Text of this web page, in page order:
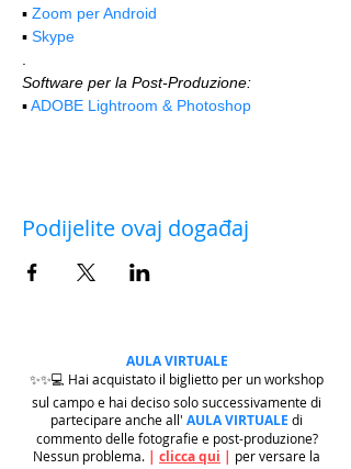
▪️ Zoom per Android
▪️ Skype
Software per la Post-Produzione:
▪️ ADOBE Lightroom & Photoshop
Podijelite ovaj događaj
AULA VIRTUALE
✨✨💻 Hai acquistato il biglietto per un workshop
sul campo e hai deciso solo successivamente di
partecipare anche all' AULA VIRTUALE di
commento delle fotografie e post-produzione?
Nessun problema. | clicca qui | per versare la